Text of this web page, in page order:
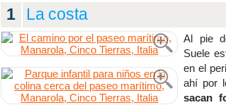
1 La costa
Al pie
Suele
en el
ahí por
sacan